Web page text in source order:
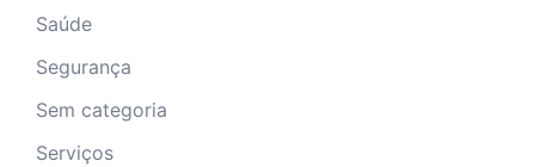
Saúde
Segurança
Sem categoria
Serviços